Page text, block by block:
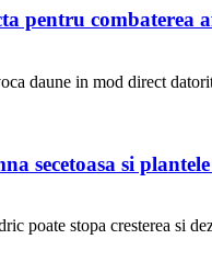
pentru
daune in mod direct
secetoasa si
poate stopa cresterea si